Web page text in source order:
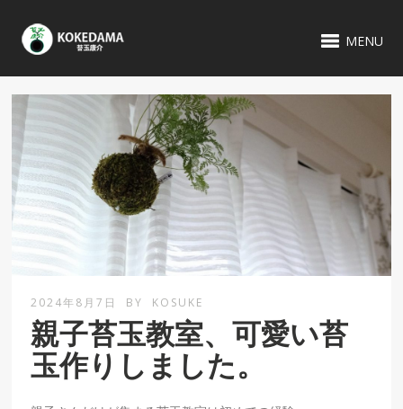
MENU
2024年8月7日 BY KOSUKE
親子苔玉教室、可愛い苔
玉作りしました。